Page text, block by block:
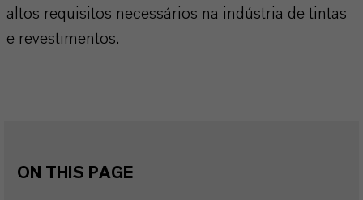
altos requisitos necessários na indústria de tintas
e revestimentos.
ON THIS PAGE